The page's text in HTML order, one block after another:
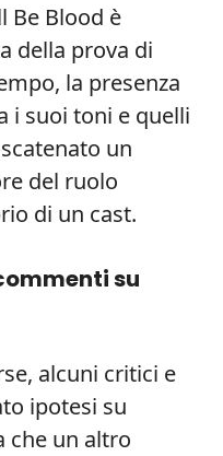
Be Blood è
della prova di
la presenza
i suoi toni e quelli
un
del ruolo
di un cast.
su
alcuni critici e
ipotesi su
che un altro